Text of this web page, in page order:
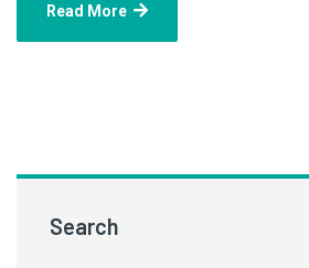
Read More
Search